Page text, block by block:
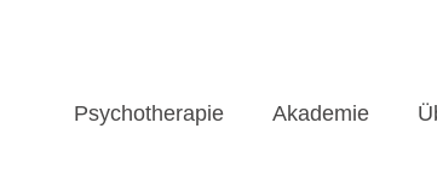
Psychotherapie Akademie